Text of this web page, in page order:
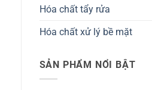
Hóa chất tẩy rửa
Hóa chất xử lý bề mặt
SẢN PHẨM NỔI BẬT